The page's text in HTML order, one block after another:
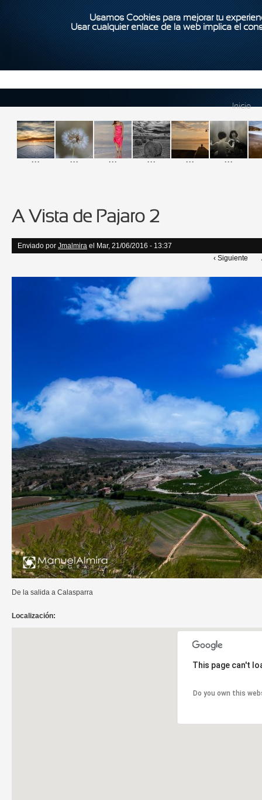
Usamos Cookies para mejorar tu
Usar cualquier enlace de la web implica el
Inicio
... ... ... ... ... ...
A Vista de Pajaro 2
Enviado por Jmalmira el Mar, 21/06/2016 - 13:37
‹ Siguiente
De la salida a Calasparra
Localización:
This page can't
Do you own this